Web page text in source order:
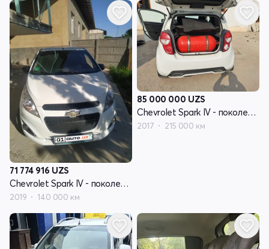
71 774 916 UZS
Chevrolet Spark IV - поколение
2019 140 000 км
85 000 000 UZS
Chevrolet Spark IV - поколение
2017 215 000 км